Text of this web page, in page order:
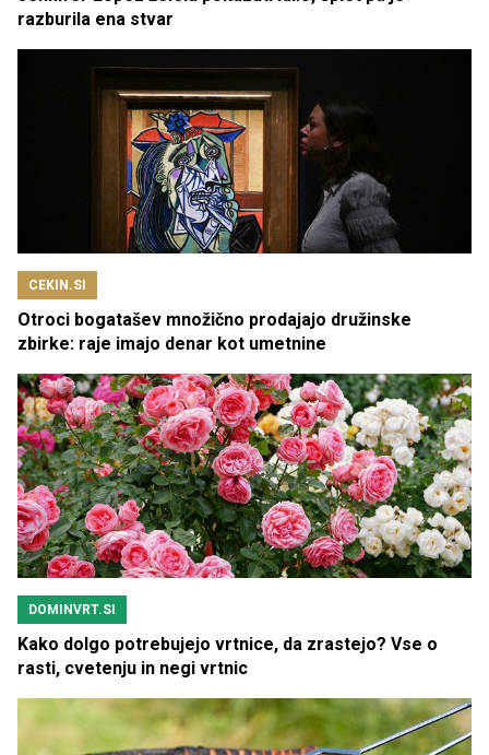
razburila ena stvar
CEKIN.SI
Otroci bogatašev množično prodajajo družinske
zbirke: raje imajo denar kot umetnine
DOMINVRT.SI
Kako dolgo potrebujejo vrtnice, da zrastejo? Vse o
rasti, cvetenju in negi vrtnic